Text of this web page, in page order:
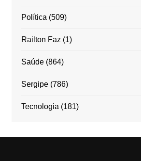
Política (509)
Railton Faz (1)
Saúde(864)
Sergipe(786)
Tecnologia (181)